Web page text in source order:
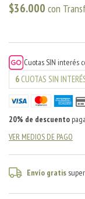
$36.000 con
Cuotas SIN interés
6 CUOTAS SIN
20% de descuento
VER MEDIOS DE PAGO
Envío gratis